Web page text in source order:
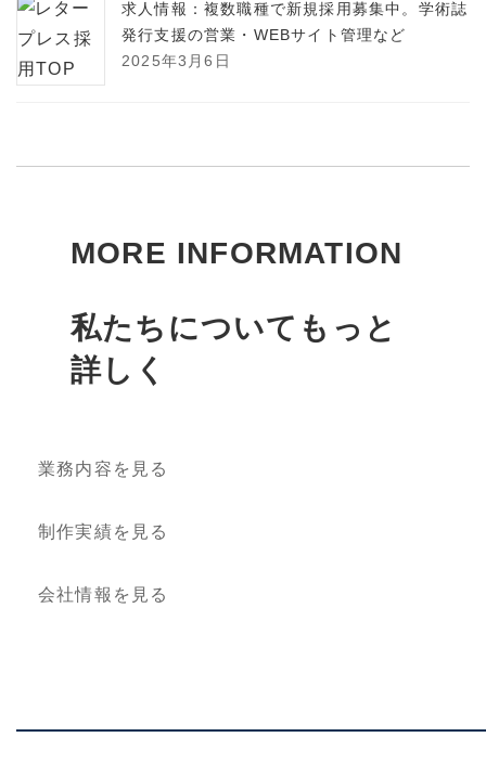
求人情報：複数職種で新規採用募集中。学術誌
発行支援の営業・WEBサイト管理など
2025年3月6日
MORE INFORMATION
私たちについてもっと
詳しく
業務内容を見る
制作実績を見る
会社情報を見る